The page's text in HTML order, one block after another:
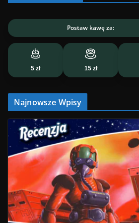
Postaw kawę za:
5 zł 15 zł
Najnowsze Wpisy